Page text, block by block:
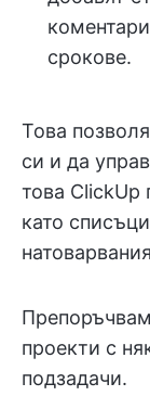
срокове.
Това
си и да
това ClickUp
като
проекти с
подзадачи.